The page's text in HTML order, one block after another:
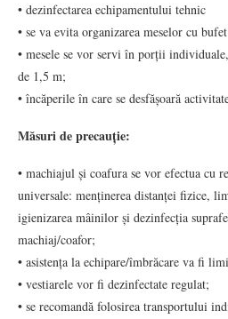
• dezinfectarea echipamentului tehnic
• se va evita organizarea meselor cu
• mesele se vor servi în porții
de 1,5 m;
• încăperile în care se desfășoară
Măsuri de precauție:
• machiajul și coafura se vor efectua cu
universale: menținerea distanței fizice,
igienizarea mâinilor și dezinfecția
machiaj/coafor;
• asistența la echipare/îmbrăcare va fi
• vestiarele vor fi dezinfectate regulat;
• se recomandă folosirea transportului